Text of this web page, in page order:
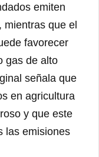
emiten
mientras que el
favorecer
gas de alto
señala que
en agricultura
y que este
las emisiones